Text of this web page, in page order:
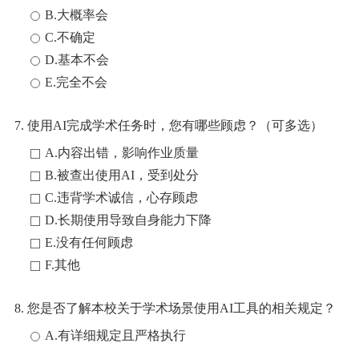
B.大概率会
C.不确定
D.基本不会
E.完全不会
7. 使用AI完成学术任务时，您有哪些顾虑？（可多选）
A.内容出错，影响作业质量
B.被查出使用AI，受到处分
C.违背学术诚信，心存顾虑
D.长期使用导致自身能力下降
E.没有任何顾虑
F.其他
8. 您是否了解本校关于学术场景使用AI工具的相关规定？
A.有详细规定且严格执行